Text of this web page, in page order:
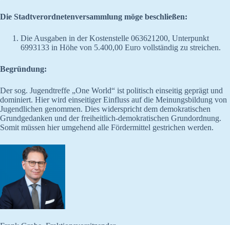
Die Stadtverordnetenversammlung möge beschließen:
Die Ausgaben in der Kostenstelle 063621200, Unterpunkt
6993133 in Höhe von 5.400,00 Euro vollständig zu streichen.
Begründung:
Der sog. Jugendtreffe „One World“ ist politisch einseitig geprägt und
dominiert. Hier wird einseitiger Einfluss auf die Meinungsbildung von
Jugendlichen genommen. Dies widerspricht dem demokratischen
Grundgedanken und der freiheitlich-demokratischen Grundordnung.
Somit müssen hier umgehend alle Fördermittel gestrichen werden.